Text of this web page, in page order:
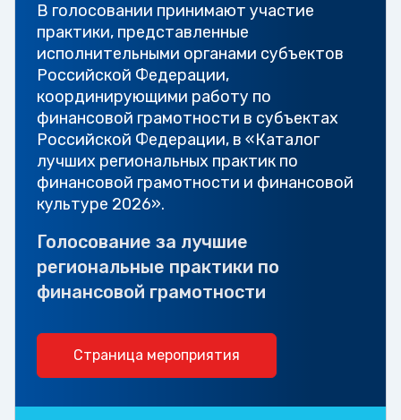
В голосовании принимают участие
практики, представленные
исполнительными органами субъектов
Российской Федерации,
координирующими работу по
финансовой грамотности в субъектах
Российской Федерации, в «Каталог
лучших региональных практик по
финансовой грамотности и финансовой
культуре 2026».
Голосование за лучшие
региональные практики по
финансовой грамотности
Страница мероприятия